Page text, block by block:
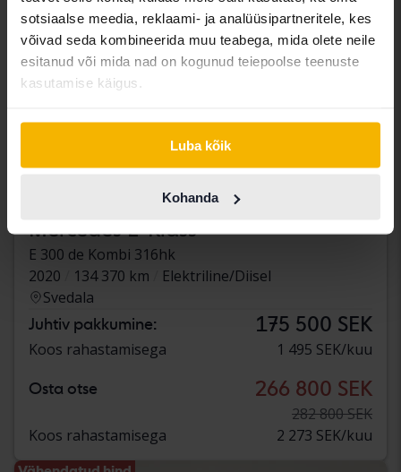
sotsiaalse meedia, reklaami- ja analüüsipartneritele, kes
võivad seda kombineerida muu teabega, mida olete neile
esitanud või mida nad on kogunud teiepoolse teenuste
kasutamise käigus.
Luba kõik
Kohanda
Mercedes E-Klass
E 300 de Kombi 316hk
2020
134 370 km
Elektriline/Diisel
Svedala
Juhtiv pakkumine: 175 500 SEK
Koos rahastamisega 1 495 SEK/kuu
Osta otse 266 800 SEK
282 800 SEK
Koos rahastamisega
2 273 SEK/kuu